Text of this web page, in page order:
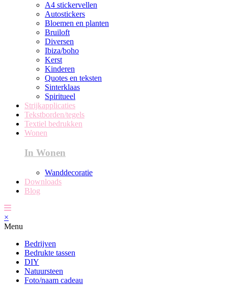
A4 stickervellen
Autostickers
Bloemen en planten
Bruiloft
Diversen
Ibiza/boho
Kerst
Kinderen
Quotes en teksten
Sinterklaas
Spiritueel
Strijkapplicaties
Tekstborden/tegels
Textiel bedrukken
Wonen
In Wonen
Wanddecoratie
Downloads
Blog
×
Menu
Bedrijven
Bedrukte tassen
DIY
Natuursteen
Foto/naam cadeau